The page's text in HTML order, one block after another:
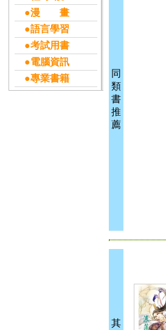
●漫 畫
●語言學習
●考試用書
●電腦資訊
●專業書籍
同
類
書
推
薦
其